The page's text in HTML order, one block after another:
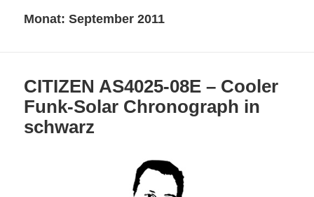
Monat:September 2011
CITIZEN AS4025-08E – Cooler
Funk-Solar Chronograph in
schwarz